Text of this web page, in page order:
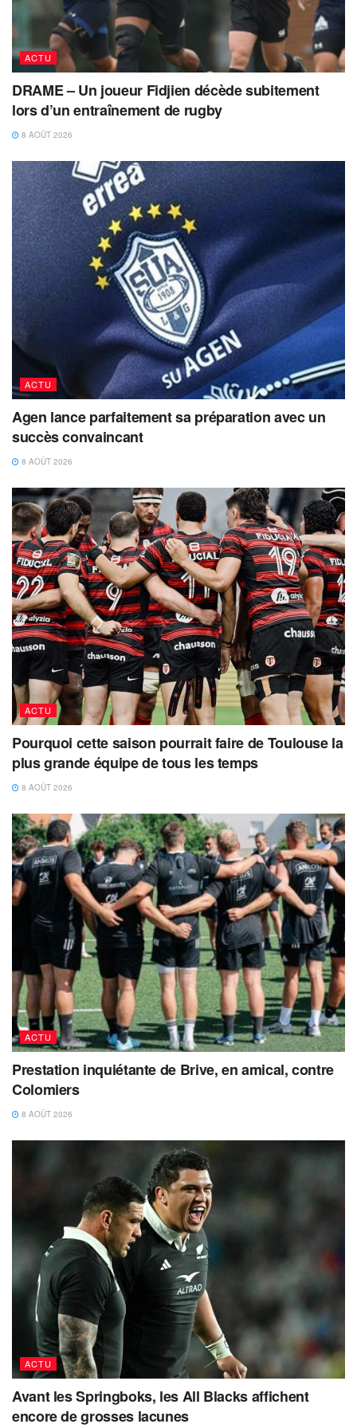
ACTU
DRAME – Un joueur Fidjien décède subitement
lors d’un entraînement de rugby
8 AOÛT 2026
ACTU
Agen lance parfaitement sa préparation avec un
succès convaincant
8 AOÛT 2026
ACTU
Pourquoi cette saison pourrait faire de Toulouse la
plus grande équipe de tous les temps
8 AOÛT 2026
ACTU
Prestation inquiétante de Brive, en amical, contre
Colomiers
8 AOÛT 2026
ACTU
Avant les Springboks, les All Blacks affichent
encore de grosses lacunes